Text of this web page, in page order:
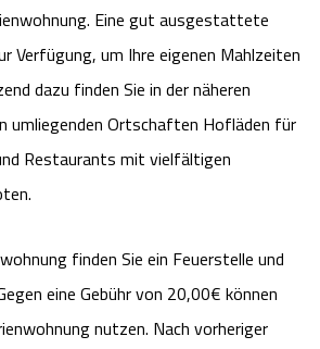
Eine gut ausgestattete
Verfügung, um Ihre eigenen Mahlzeiten
dazu finden Sie in der näheren
umliegenden Ortschaften Hofläden für
Restaurants mit vielfältigen
finden Sie ein Feuerstelle und
eine Gebühr von 20,00€ können
nutzen. Nach vorheriger